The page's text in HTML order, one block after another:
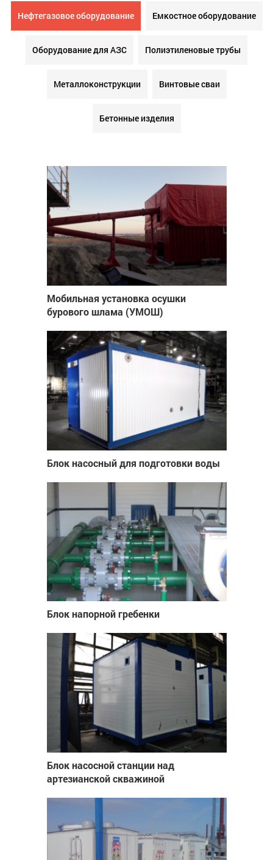
Нефтегазовое оборудование Емкостное оборудование
Оборудование для АЗС Полиэтиленовые трубы
Металлоконструкции Винтовые сваи
Бетонные изделия
Мобильная установка осушки
бурового шлама (УМОШ)
Блок насосный для подготовки воды
Блок напорной гребенки
Блок насосной станции над
артезианской скважиной